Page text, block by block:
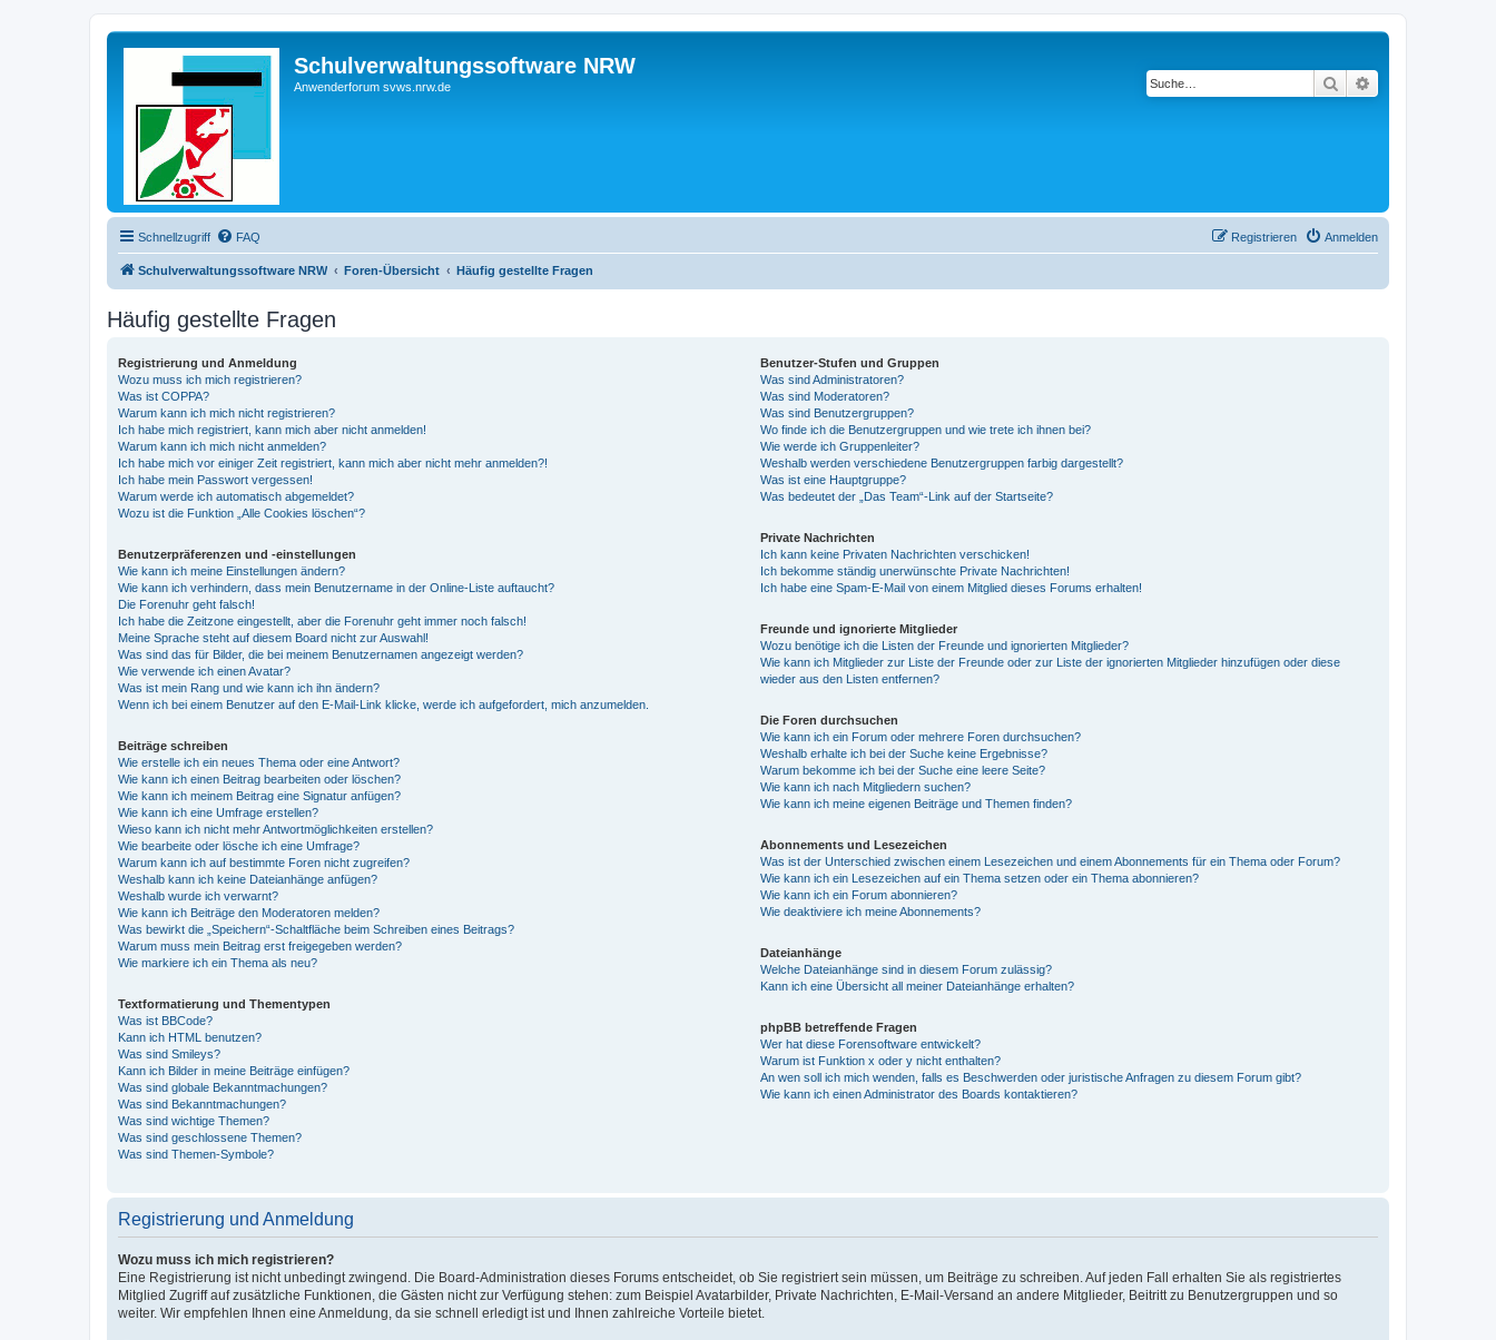
Schulverwaltungssoftware NRW
Anwenderforum svws.nrw.de Suche
Schnellzugriff FAQ Anmelden
Registrieren
Schulverwaltungssoftware NRW Foren-Übersicht Häufig gestellte Fragen
Häufig gestellte Fragen
Registrierung und Anmeldung
Wozu muss ich mich registrieren?
Was ist COPPA?
Warum kann ich mich nicht registrieren?
Ich habe mich registriert, kann mich aber nicht anmelden!
Warum kann ich mich nicht anmelden?
Ich habe mich vor einiger Zeit registriert, kann mich aber nicht mehr anmelden?!
Ich habe mein Passwort vergessen!
Warum werde ich automatisch abgemeldet?
Wozu ist die Funktion „Alle Cookies löschen“?
Benutzerpräferenzen und -einstellungen
Wie kann ich meine Einstellungen ändern?
Wie kann ich verhindern, dass mein Benutzername in der Online-Liste auftaucht?
Die Forenuhr geht falsch!
Ich habe die Zeitzone eingestellt, aber die Forenuhr geht immer noch falsch!
Meine Sprache steht auf diesem Board nicht zur Auswahl!
Was sind das für Bilder, die bei meinem Benutzernamen angezeigt werden?
Wie verwende ich einen Avatar?
Was ist mein Rang und wie kann ich ihn ändern?
Wenn ich bei einem Benutzer auf den E-Mail-Link klicke, werde ich aufgefordert, mich anzumelden.
Beiträge schreiben
Wie erstelle ich ein neues Thema oder eine Antwort?
Wie kann ich einen Beitrag bearbeiten oder löschen?
Wie kann ich meinem Beitrag eine Signatur anfügen?
Wie kann ich eine Umfrage erstellen?
Wieso kann ich nicht mehr Antwortmöglichkeiten erstellen?
Wie bearbeite oder lösche ich eine Umfrage?
Warum kann ich auf bestimmte Foren nicht zugreifen?
Weshalb kann ich keine Dateianhänge anfügen?
Weshalb wurde ich verwarnt?
Wie kann ich Beiträge den Moderatoren melden?
Was bewirkt die „Speichern“-Schaltfläche beim Schreiben eines Beitrags?
Warum muss mein Beitrag erst freigegeben werden?
Wie markiere ich ein Thema als neu?
Textformatierung und Thementypen
Was ist BBCode?
Kann ich HTML benutzen?
Was sind Smileys?
Kann ich Bilder in meine Beiträge einfügen?
Was sind globale Bekanntmachungen?
Was sind Bekanntmachungen?
Was sind wichtige Themen?
Was sind geschlossene Themen?
Was sind Themen-Symbole?
Benutzer-Stufen und Gruppen
Was sind Administratoren?
Was sind Moderatoren?
Was sind Benutzergruppen?
Wo finde ich die Benutzergruppen und wie trete ich ihnen bei?
Wie werde ich Gruppenleiter?
Weshalb werden verschiedene Benutzergruppen farbig dargestellt?
Was ist eine Hauptgruppe?
Was bedeutet der „Das Team“-Link auf der Startseite?
Private Nachrichten
Ich kann keine Privaten Nachrichten verschicken!
Ich bekomme ständig unerwünschte Private Nachrichten!
Ich habe eine Spam-E-Mail von einem Mitglied dieses Forums erhalten!
Freunde und ignorierte Mitglieder
Wozu benötige ich die Listen der Freunde und ignorierten Mitglieder?
Wie kann ich Mitglieder zur Liste der Freunde oder zur Liste der ignorierten Mitglieder hinzufügen oder diese
wieder aus den Listen entfernen?
Die Foren durchsuchen
Wie kann ich ein Forum oder mehrere Foren durchsuchen?
Weshalb erhalte ich bei der Suche keine Ergebnisse?
Warum bekomme ich bei der Suche eine leere Seite?
Wie kann ich nach Mitgliedern suchen?
Wie kann ich meine eigenen Beiträge und Themen finden?
Abonnements und Lesezeichen
Was ist der Unterschied zwischen einem Lesezeichen und einem Abonnements für ein Thema oder Forum?
Wie kann ich ein Lesezeichen auf ein Thema setzen oder ein Thema abonnieren?
Wie kann ich ein Forum abonnieren?
Wie deaktiviere ich meine Abonnements?
Dateianhänge
Welche Dateianhänge sind in diesem Forum zulässig?
Kann ich eine Übersicht all meiner Dateianhänge erhalten?
phpBB betreffende Fragen
Wer hat diese Forensoftware entwickelt?
Warum ist Funktion x oder y nicht enthalten?
An wen soll ich mich wenden, falls es Beschwerden oder juristische Anfragen zu diesem Forum gibt?
Wie kann ich einen Administrator des Boards kontaktieren?
Registrierung und Anmeldung
Wozu muss ich mich registrieren?
Eine Registrierung ist nicht unbedingt zwingend. Die Board-Administration dieses Forums entscheidet, ob Sie registriert sein müssen, um Beiträge zu schreiben. Auf jeden Fall erhalten Sie als registriertes
Mitglied Zugriff auf zusätzliche Funktionen, die Gästen nicht zur Verfügung stehen: zum Beispiel Avatarbilder, Private Nachrichten, E-Mail-Versand an andere Mitglieder, Beitritt zu Benutzergruppen und so
weiter. Wir empfehlen Ihnen eine Anmeldung, da sie schnell erledigt ist und Ihnen zahlreiche Vorteile bietet.